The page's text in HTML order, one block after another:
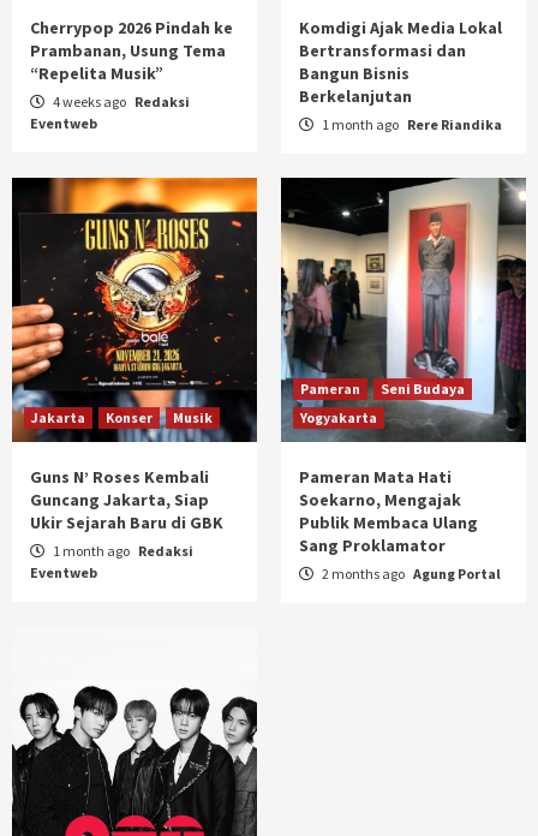
Cherrypop 2026 Pindah ke
Prambanan, Usung Tema
“Repelita Musik”
4 weeks ago Redaksi
Eventweb
Komdigi Ajak Media Lokal
Bertransformasi dan
Bangun Bisnis
Berkelanjutan
1 month ago Rere Riandika
Jakarta Konser Musik
Guns N’ Roses Kembali
Guncang Jakarta, Siap
Ukir Sejarah Baru di GBK
1 month ago Redaksi
Eventweb
Pameran
Seni Budaya
Yogyakarta
Pameran Mata Hati
Soekarno, Mengajak
Publik Membaca Ulang
Sang Proklamator
2 months ago Agung Portal